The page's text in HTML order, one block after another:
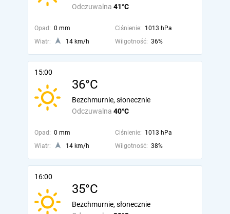
Odczuwalna 41°C
Opad: 0 mm Ciśnienie: 1013 hPa
Wiatr:
14 km/h Wilgotność: 36%
15:00
36°C
Odczuwalna 40°C
Bezchmurnie, słonecznie
Opad: 0 mm Ciśnienie: 1013 hPa
Wiatr:
14 km/h Wilgotność: 38%
16:00
35°C
Bezchmurnie, słonecznie